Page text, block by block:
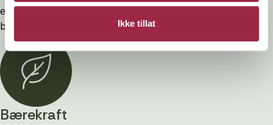
Ikke tillat
eller tilgjengelighet, ta kontakt med din lokale
byggevarebutikk.
Bærekraft